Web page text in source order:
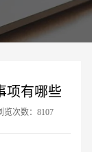
项有哪些
览次数：8107